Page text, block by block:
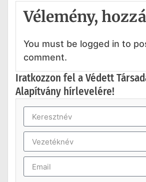
Vélemény,
You must be logged in to
comment.
Iratkozzon fel a Védett
Alapítvány hírlevelére!